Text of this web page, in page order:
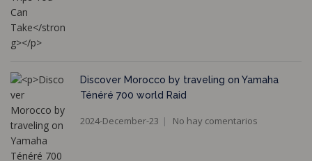
Discover Morocco by traveling on Yamaha
Ténéré 700 world Raid
2024-December-23 No hay comentarios